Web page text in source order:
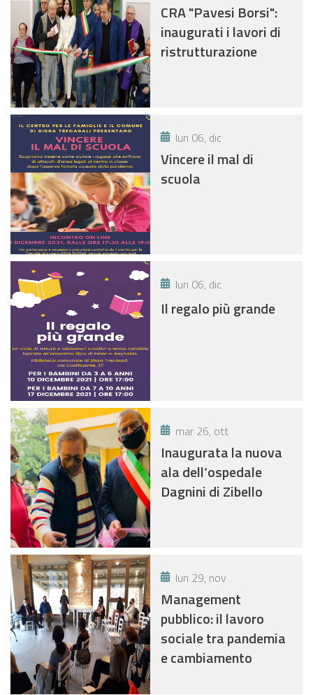
CRA "Pavesi Borsi":
inaugurati i lavori di
ristrutturazione
lun 06, dic
Vincere il mal di
scuola
lun 06, dic
Il regalo più grande
mar 26, ott
Inaugurata la nuova
ala dell’ospedale
Dagnini di Zibello
lun 29, nov
Management
pubblico: il lavoro
sociale tra pandemia
e cambiamento